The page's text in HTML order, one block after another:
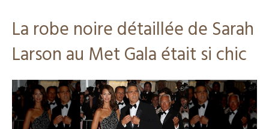
La robe noire détaillée de Sarah
Larson au Met Gala était si chic